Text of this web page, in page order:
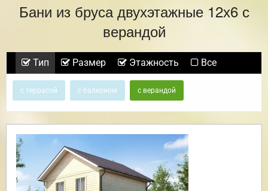
Бани из бруса двухэтажные 12х6 с
верандой
Тип Размер Этажность Все
с террасой с балконом с верандой